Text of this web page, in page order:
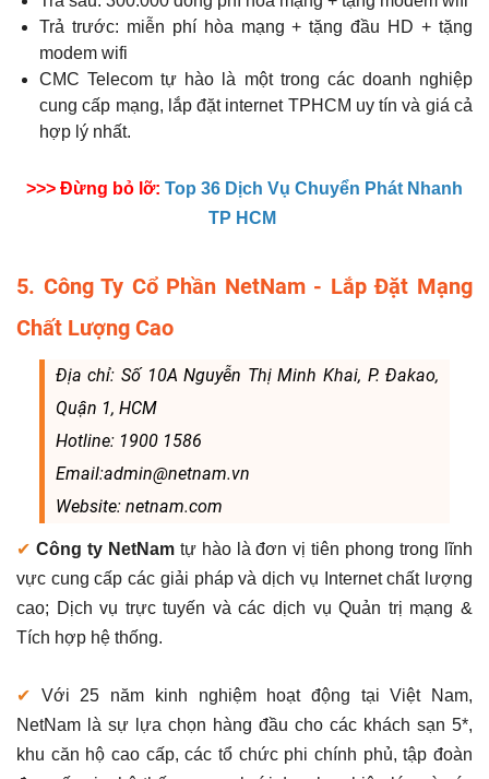
Trả trước: miễn phí hòa mạng + tặng đầu HD + tặng
modem wifi
CMC Telecom tự hào là một trong các doanh nghiệp
cung cấp mạng, lắp đặt internet TPHCM uy tín và giá cả
hợp lý nhất.
>>> Đừng bỏ lỡ: Top 36 Dịch Vụ Chuyển Phát Nhanh
TP HCM
5. Công Ty Cổ Phần NetNam - Lắp Đặt Mạng
Chất Lượng Cao
Địa chỉ: Số 10A Nguyễn Thị Minh Khai, P. Đakao,
Quận 1, HCM
Hotline: 1900 1586
Email:admin@netnam.vn
Website: netnam.com
✔ Công ty NetNamtự hào là đơn vị tiên phong trong lĩnh
vực cung cấp các giải pháp và dịch vụ Internet chất lượng
cao; Dịch vụ trực tuyến và các dịch vụ Quản trị mạng &
Tích hợp hệ thống.
✔ Với 25 năm kinh nghiệm hoạt động tại Việt Nam,
NetNam là sự lựa chọn hàng đầu cho các khách sạn 5*,
khu căn hộ cao cấp, các tổ chức phi chính phủ, tập đoàn